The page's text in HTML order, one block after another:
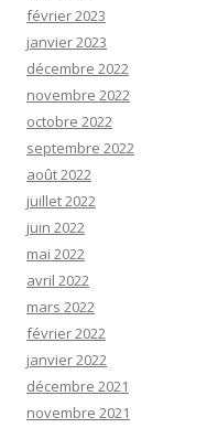
février 2023
janvier 2023
décembre 2022
novembre 2022
octobre 2022
septembre 2022
août 2022
juillet 2022
juin 2022
mai 2022
avril 2022
mars 2022
février 2022
janvier 2022
décembre 2021
novembre 2021